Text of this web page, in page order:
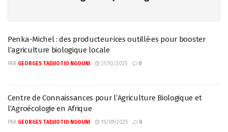
Penka-Michel : des producteur·ices outillé·es pour booster
l’agriculture biologique locale
PAR GEORGES TADJIOTIO NGOUNI 21/10/2025 0
Centre de Connaissances pour l’Agriculture Biologique et
l’Agroécologie en Afrique
PAR GEORGES TADJIOTIO NGOUNI 15/09/2025 0